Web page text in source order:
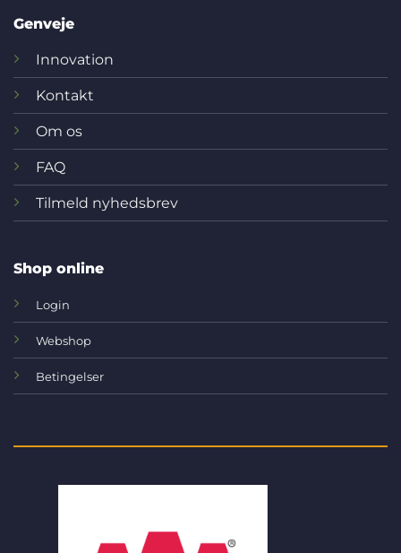
Genveje
Innovation
Kontakt
Om os
FAQ
Tilmeld nyhedsbrev
Shop online
Login
Webshop
Betingelser